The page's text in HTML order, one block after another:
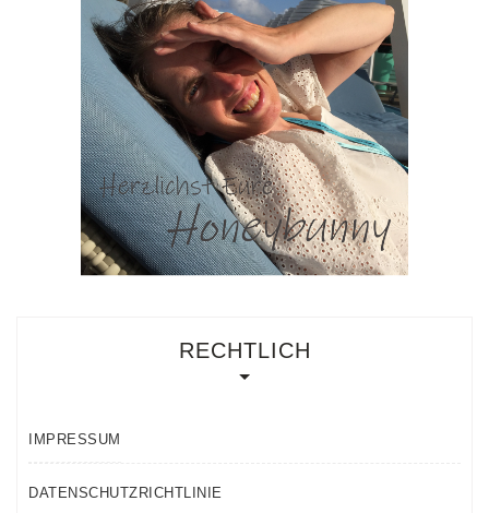
RECHTLICH
IMPRESSUM
DATENSCHUTZRICHTLINIE